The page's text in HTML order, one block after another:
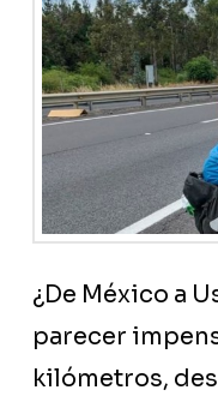
¿De México a
parecer
kilómetros,